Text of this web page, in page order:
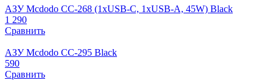
АЗУ Mcdodo CC-268 (1xUSB-C, 1xUSB-A, 45W) Black
1 290
Сравнить
АЗУ Mcdodo CC-295 Black
590
Сравнить